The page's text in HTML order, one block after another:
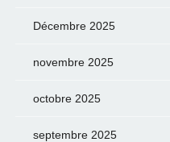
Décembre 2025
novembre 2025
octobre 2025
septembre 2025